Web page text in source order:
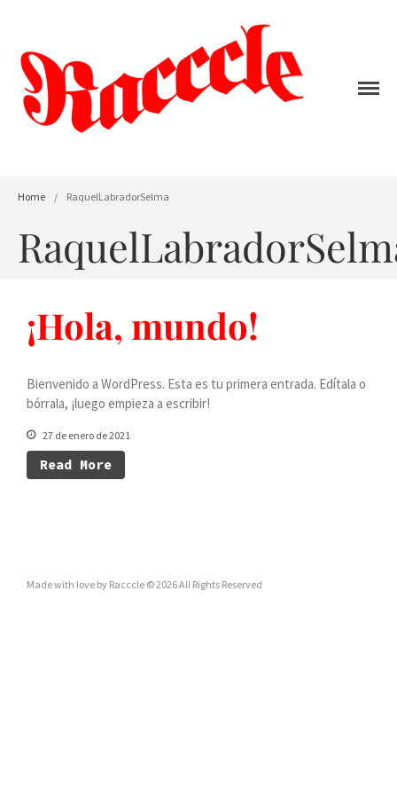
Work
Personal Projects
Home / RaquelLabradorSelma
¡Hola, mundo!
Bienvenido a WordPress. Esta es tu primera entrada. Edítala o
bórrala, ¡luego empieza a escribir!
27 de enero de 2021
Read More
Made with love by Racccle © 2026 All Rights Reserved